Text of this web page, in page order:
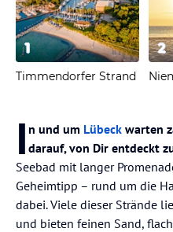
1
Timmendorfer Strand
2
I n und um Lübeck warten
darauf, von Dir entdeckt
Seebad mit langer
Geheimtipp – rund um die
dabei. Viele dieser Strände
und bieten feinen Sand,